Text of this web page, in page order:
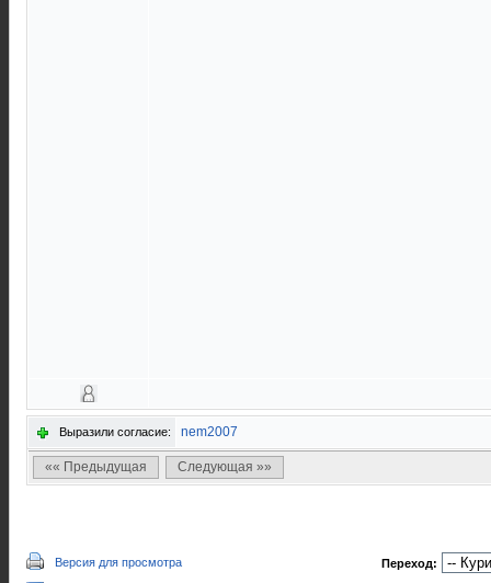
Выразили согласие: nem2007
«« Предыдущая Следующая »»
Версия для просмотра Переход: